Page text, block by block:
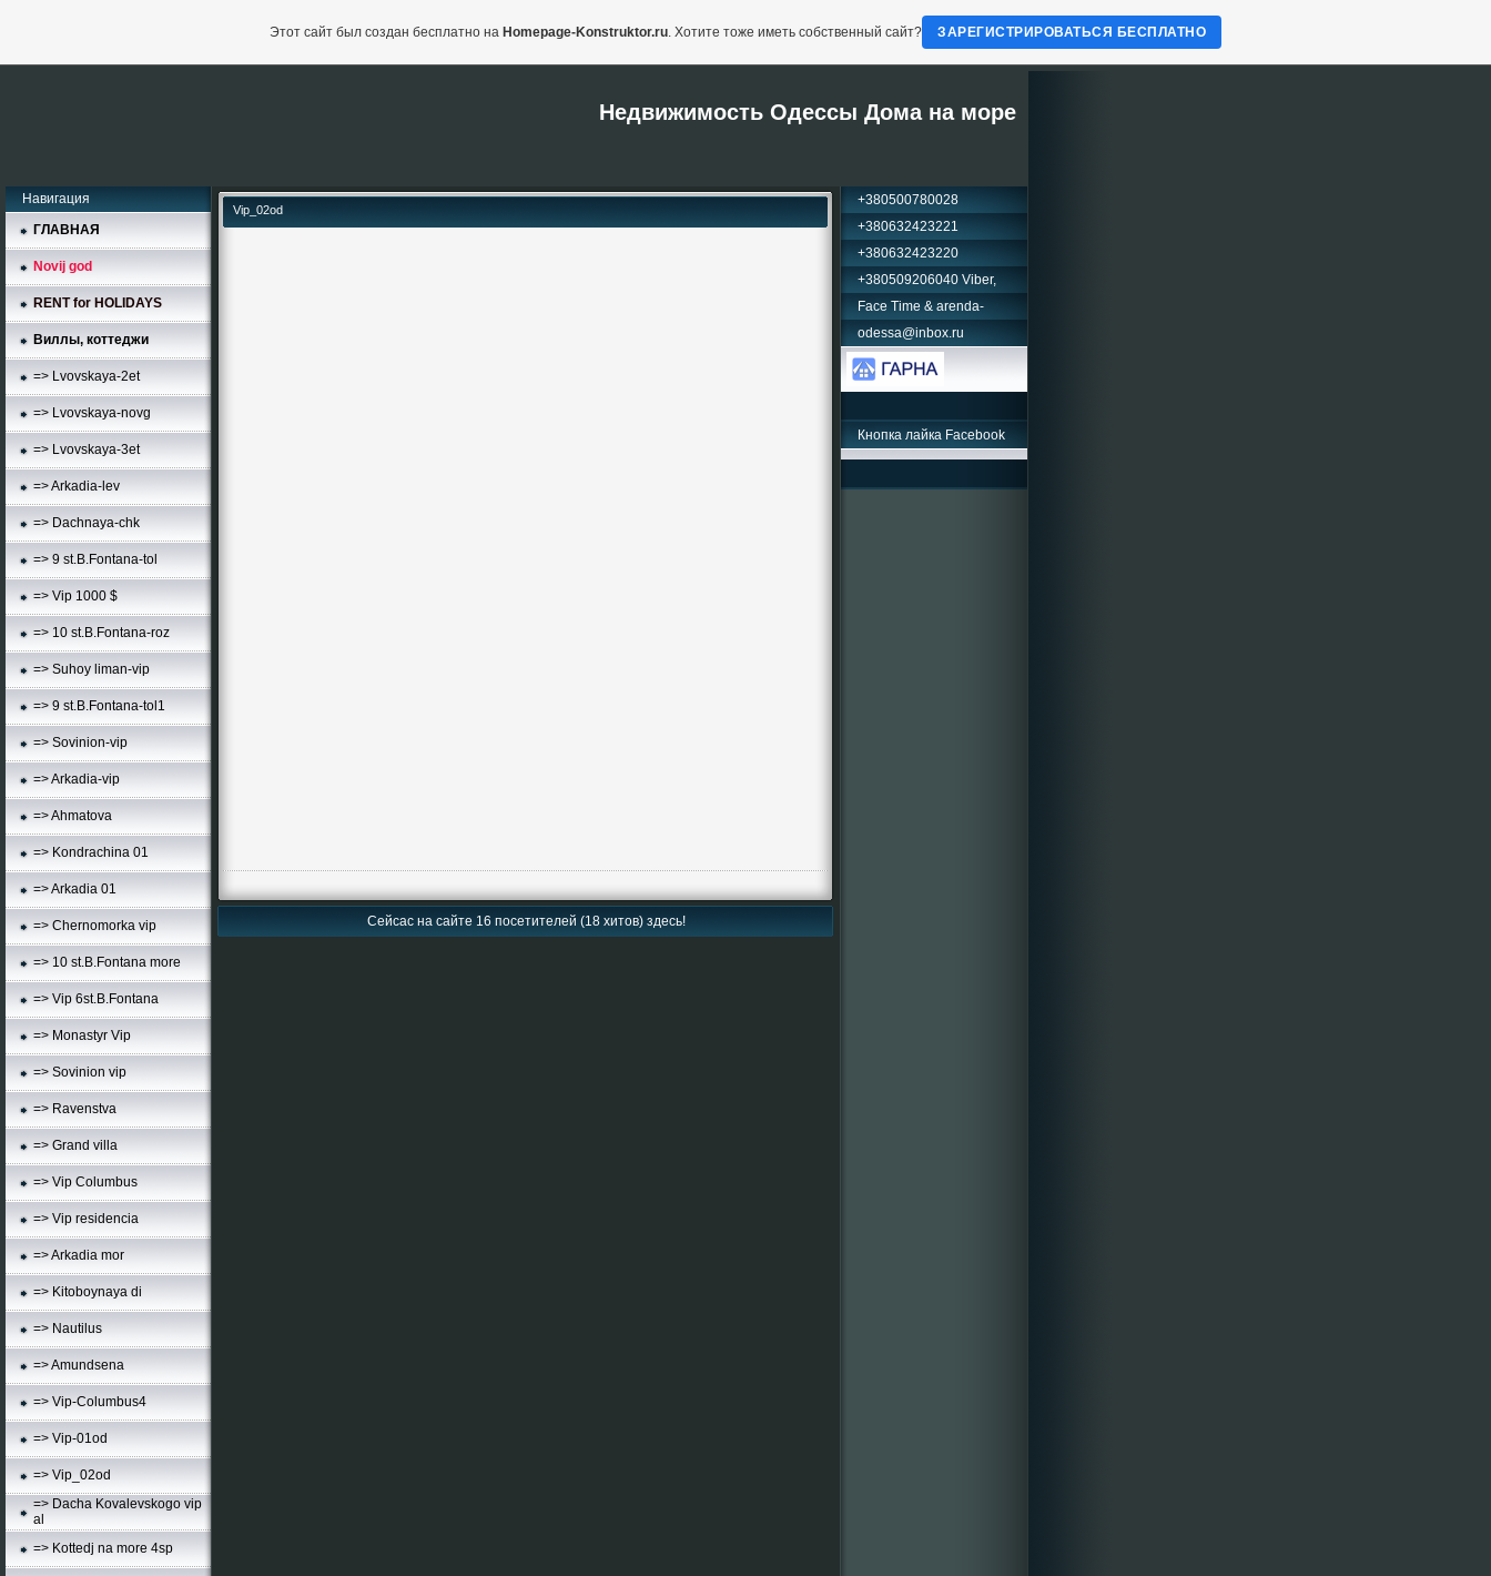
Недвижимость Одессы Дома на море
Навигация
ГЛАВНАЯ
Novij god
RENT for HOLIDAYS
Виллы, коттеджи
=> Lvovskaya-2et
=> Lvovskaya-novg
=> Lvovskaya-3et
=> Arkadia-lev
=> Dachnaya-chk
=> 9 st.B.Fontana-tol
=> Vip 1000 $
=> 10 st.B.Fontana-roz
=> Suhoy liman-vip
=> 9 st.B.Fontana-tol1
=> Sovinion-vip
=> Arkadia-vip
=> Ahmatova
=> Kondrachina 01
=> Arkadia 01
=> Chernomorka vip
=> 10 st.B.Fontana more
=> Vip 6st.B.Fontana
=> Monastyr Vip
=> Sovinion vip
=> Ravenstva
=> Grand villa
=> Vip Columbus
=> Vip residencia
=> Arkadia mor
=> Kitoboynaya di
=> Nautilus
=> Amundsena
=> Vip-Columbus4
=> Vip-01od
=> Vip_02od
=> Dacha Kovalevskogo vip
al
=> Kottedj na more 4sp
Vip_02od
Сейсас на сайте 16 посетителей (18 хитов) здесь!
+380500780028
+380632423221
+380632423220
+380509206040 Viber,
Face Time & arenda-
odessa@inbox.ru
Кнопка лайка Facebook
Этот сайт был создан бесплатно на Homepage-Konstruktor.ru. Хотите тоже иметь собственный сайт? ЗАРЕГИСТРИРОВАТЬСЯ БЕСПЛАТНО